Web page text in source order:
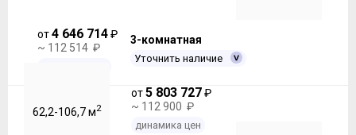
от4 646 714₽
~ 112 514 ₽
3-комнатная
Уточнить наличие
62,2-106,7 м2
от5 803 727₽
~ 112 900 ₽
динамика цен